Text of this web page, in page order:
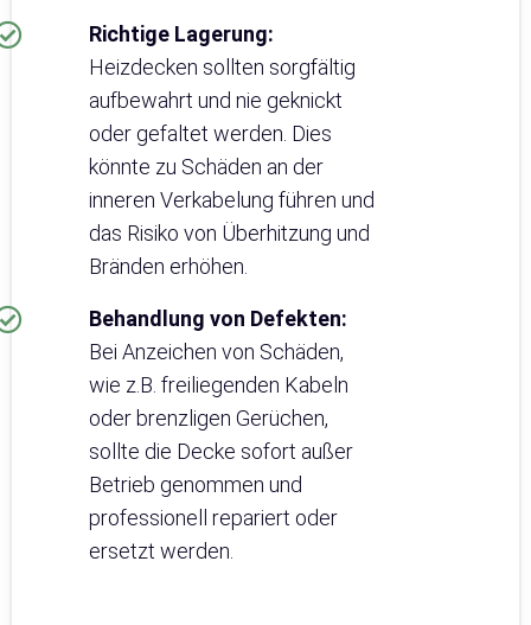
Richtige Lagerung:
Heizdecken sollten sorgfältig
aufbewahrt und nie geknickt
oder gefaltet werden. Dies
könnte zu Schäden an der
inneren Verkabelung führen und
das Risiko von Überhitzung und
Bränden erhöhen.
Behandlung von Defekten:
Bei Anzeichen von Schäden,
wie z.B. freiliegenden Kabeln
oder brenzligen Gerüchen,
sollte die Decke sofort außer
Betrieb genommen und
professionell repariert oder
ersetzt werden.